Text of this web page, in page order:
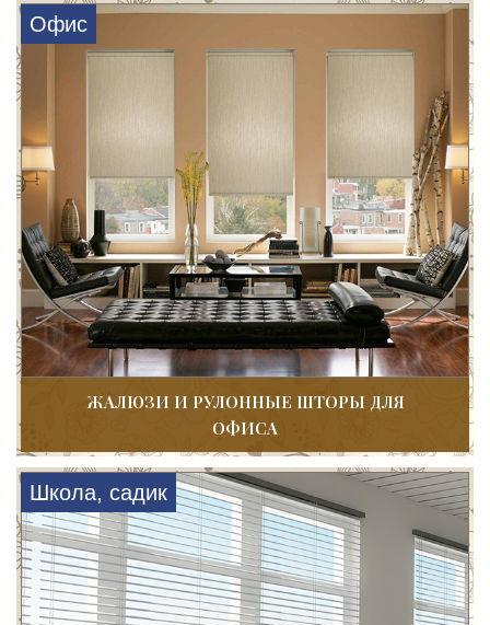
Офис
ЖАЛЮЗИ И РУЛОННЫЕ ШТОРЫ ДЛЯ
ОФИСА
Школа, садик